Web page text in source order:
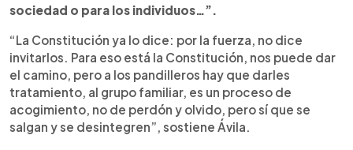
sociedad o para los individuos…”.
“La Constitución ya lo dice: por la fuerza, no dice
invitarlos. Para eso está la Constitución, nos puede dar
el camino, pero a los pandilleros hay que darles
tratamiento, al grupo familiar, es un proceso de
acogimiento, no de perdón y olvido, pero sí que se
salgan y se desintegren”, sostiene Ávila.